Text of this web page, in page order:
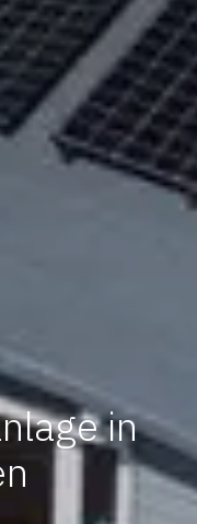
in